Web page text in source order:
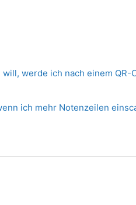
werde ich nach einem QR-
ich mehr Notenzeilen